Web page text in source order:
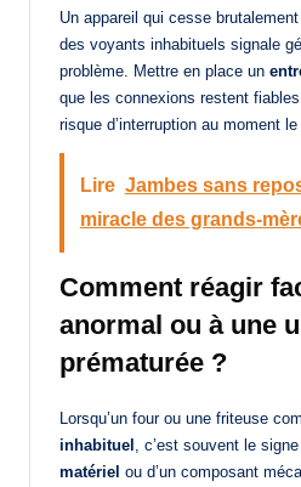
Un appareil qui cesse
des voyants inhabituels signale
problème. Mettre en place un
que les connexions restent
risque d’interruption au moment
Lire Jambes sans
miracle des grands-
Comment réagir
anormal ou à une
prématurée ?
Lorsqu’un four ou une friteuse
inhabituel , c’est souvent le signe
matériel ou d’un composant